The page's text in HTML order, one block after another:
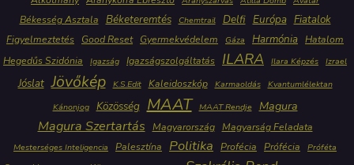
Békesség Asztala Béketeremtés Chemtrail Delfi Európa Fiatalok
Figyelmeztetés Good Reset Gyermekvédelem Gáza Harmónia Hatalom
Hegedűs Szidónia
Igazság Igazságszolgáltatás ILARA Ilara Képzés Izrael
Jóslat Jövőkép K.S.Edit Kaleidoszkóp Karmaoldás
Kvantumlélektan
Kánonjog
Közösség MAAT MAAT Rendje Magura
Magura Szertartás Magyarország Magyarság Feladata
Mesterséges Inteligencia Palesztína Politika Profécia Prófécia Próféta